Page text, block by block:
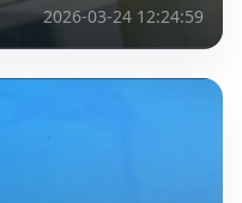
2026-03-24 12:24:59